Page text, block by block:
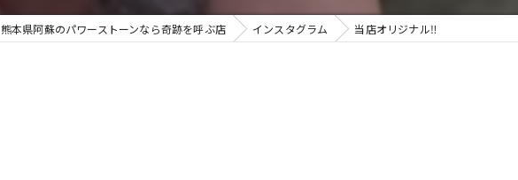
熊本県阿蘇のパワーストーンなら奇跡を呼ぶ店 インスタグラム 当店オリジナル‼️